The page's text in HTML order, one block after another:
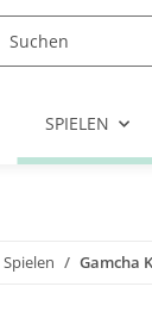
SPIELEN
Spielen Gamcha